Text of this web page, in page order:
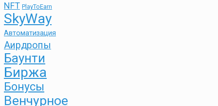
NFT PlayToEarn
SkyWay
Автоматизация
Аирдропы
Баунти
Биржа
Бонусы
Венчурное